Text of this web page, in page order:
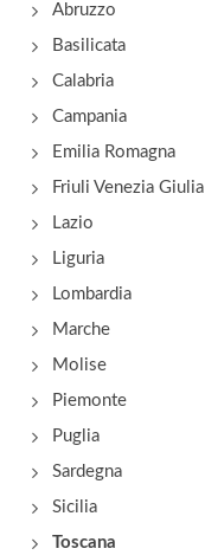
località Santa
Al Coccio
via Aggiunti
Al Principe
Abruzzo
Basilicata
Calabria
Campania
Emilia Romagna
Friuli Venezia Giulia
Lazio
Liguria
Lombardia
Marche
Molise
Piemonte
Puglia
Sardegna
Sicilia
Toscana